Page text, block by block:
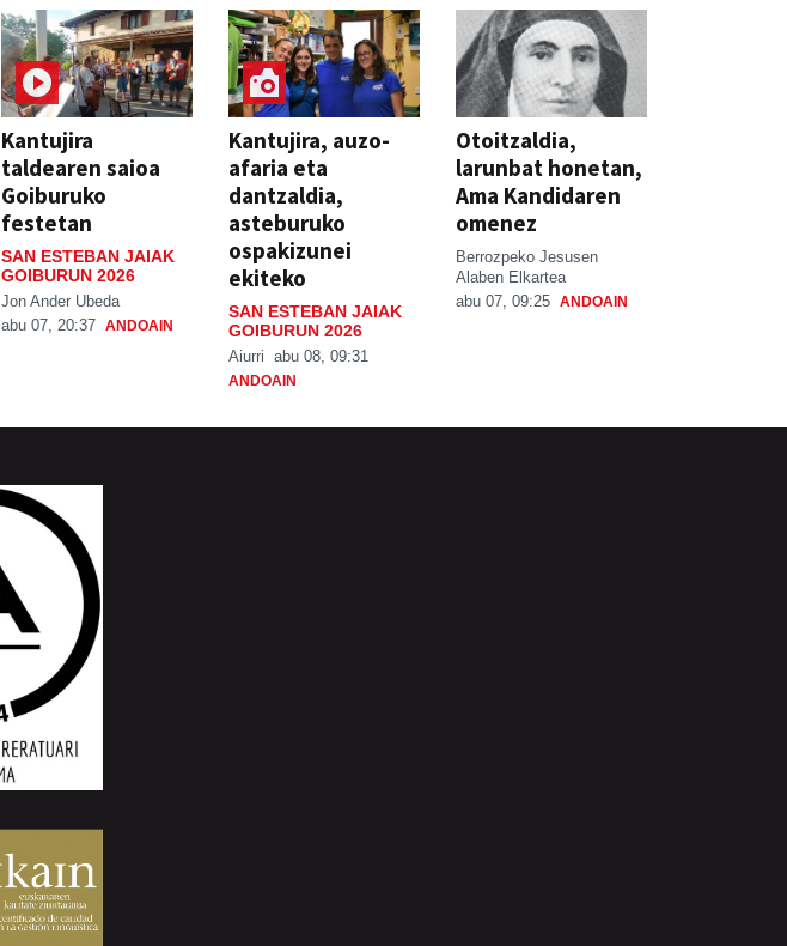
Kantujira
taldearen saioa
Goiburuko
festetan
SAN ESTEBAN JAIAK
GOIBURUN 2026
Jon Ander Ubeda
abu 07, 20:37 ANDOAIN
Kantujira, auzo-
afaria eta
dantzaldia,
asteburuko
ospakizunei
ekiteko
SAN ESTEBAN JAIAK
GOIBURUN 2026
Aiurri abu 08, 09:31
ANDOAIN
Otoitzaldia,
larunbat honetan,
Ama Kandidaren
omenez
Berrozpeko Jesusen
Alaben Elkartea
abu 07, 09:25 ANDOAIN